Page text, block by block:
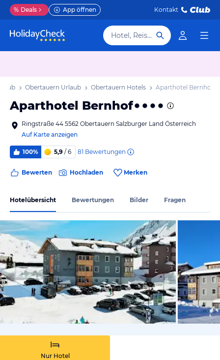
% Deals App öffnen Kontakt
Hotel, Reiseziel
Obertauern Urlaub Obertauern Hotels Aparthotel Bernhof
Aparthotel Bernhof
Ringstraße 44 5562 Obertauern Salzburger Land Österreich
Auf Karte anzeigen
100% 5,9 / 6 81 Bewertungen
Bewerten Hochladen Merken
Hotelübersicht Bewertungen Bilder Fragen
von
Nur Hotel